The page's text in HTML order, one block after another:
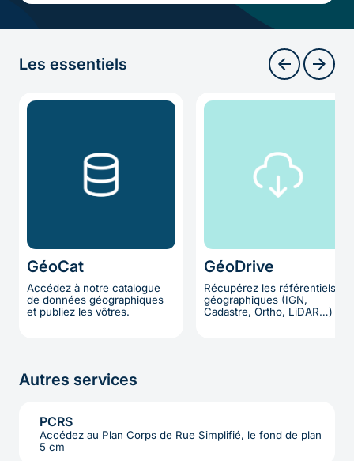
Les essentiels
GéoCat
Accédez à notre catalogue
de données géographiques
et publiez les vôtres.
GéoDrive
Récupérez les référentiels
géographiques (IGN,
Cadastre, Ortho, LiDAR…)
Autres services
PCRS
Accédez au Plan Corps de Rue Simplifié, le fond de plan
5 cm